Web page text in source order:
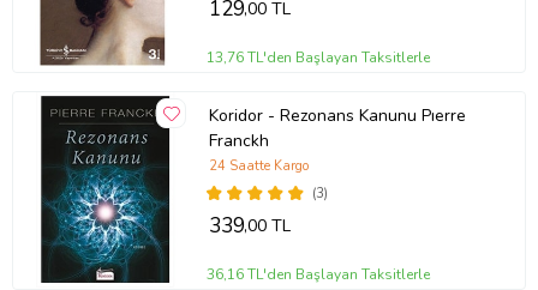
129,00 TL
13,76 TL'den Başlayan Taksitlerle
Koridor - Rezonans Kanunu Pıerre
Franckh
(3)
24 Saatte Kargo
339,00 TL
36,16 TL'den Başlayan Taksitlerle